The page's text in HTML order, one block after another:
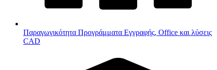
Παραγωγικότητα Προγράμματα Εγγραφής, Office και λύσεις
CAD